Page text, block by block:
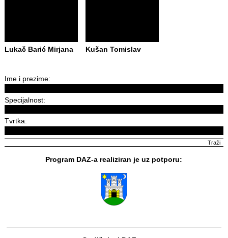
Lukač Barić Mirjana Kušan Tomislav
Ime i prezime:
Specijalnost:
Tvrtka:
Program DAZ-a realiziran je uz potporu: